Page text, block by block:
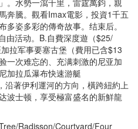
。水勢一瀉千里，雷霆萬鈞，親
奔騰。觀看Imax電影，投資1千五
姿多彩的傳奇故事。结束后。
由活动。B.自費深度遊（$25/
拉军事要塞古堡（費用已含$13
一次难忘的、充满刺激的尼亚加
加拉瓜瀑布快速游艇
沿著伊利運河的方向，橫跨紐約上
波士顿，享受極富盛名的新鮮龍
Radisson/Courtyard/Four